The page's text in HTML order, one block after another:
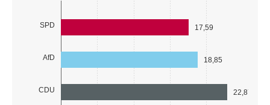
SPD
AfD
CDU
17,59
18,85
22,87